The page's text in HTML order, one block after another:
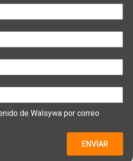
de Walsywa por correo
ENVIAR